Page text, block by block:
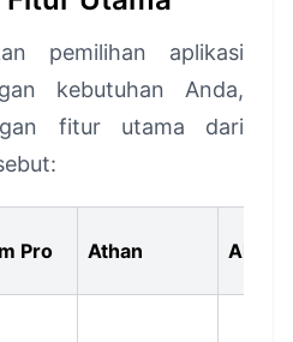
pemilihan aplikasi
kebutuhan Anda,
fitur utama dari
Pro Athan Al